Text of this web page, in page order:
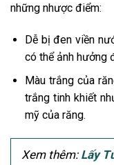
những nhược điểm:
Dễ bị đen viền
có thể ảnh hưởng
Màu trắng của
trắng tinh khiết
mỹ của răng.
Xem thêm: Lấy